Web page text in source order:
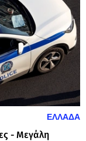
ΕΛΛΑΔΑ
- Μεγάλη